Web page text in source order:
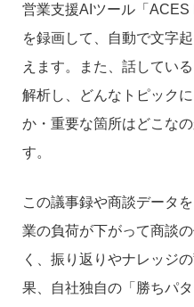
営業支援AIツール「
を録画して、自動で文字
えます。また、話してい
解析し、どんなトピック
か・重要な箇所はどこな
す。
この議事録や商談データ
業の負荷が下がって商談
く、振り返りやナレッジ
果、自社独自の「勝ちパ